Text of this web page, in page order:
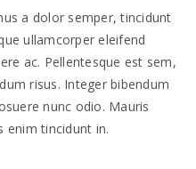
a dolor semper, tincidunt
ullamcorper eleifend
ac. Pellentesque est sem,
risus. Integer bibendum
nunc odio. Mauris
enim tincidunt in.